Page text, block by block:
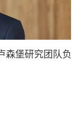
森堡研究团队负